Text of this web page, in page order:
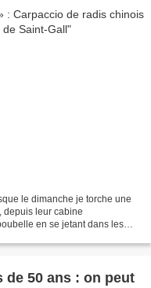
le dimanche je torche une
depuis leur cabine
en se jetant dans les
de 50 ans : on peut